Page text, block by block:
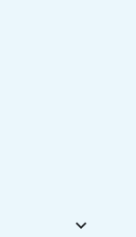
